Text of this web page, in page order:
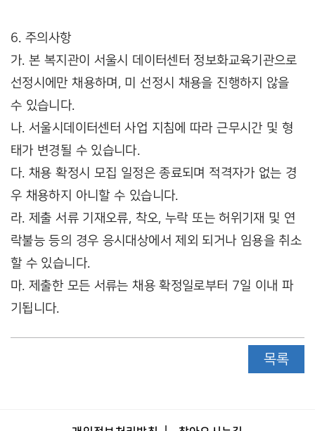
6. 주의사항
가. 본 복지관이 서울시 데이터센터 정보화교육기관으로
선정시에만 채용하며, 미 선정시 채용을 진행하지 않을
수 있습니다.
나. 서울시데이터센터 사업 지침에 따라 근무시간 및 형
태가 변경될 수 있습니다.
다. 채용 확정시 모집 일정은 종료되며 적격자가 없는 경
우 채용하지 아니할 수 있습니다.
라. 제출 서류 기재오류, 착오, 누락 또는 허위기재 및 연
락불능 등의 경우 응시대상에서 제외 되거나 임용을 취소
할 수 있습니다.
마. 제출한 모든 서류는 채용 확정일로부터 7일 이내 파
기됩니다.
목록